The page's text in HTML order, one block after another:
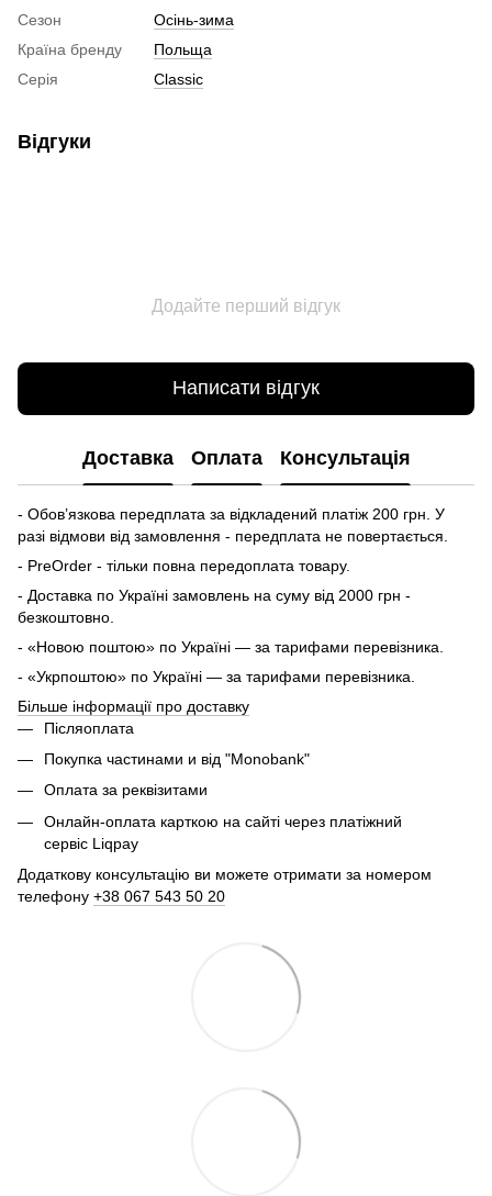
Сезон
Осінь-зима
Країна бренду
Польща
Серія
Classic
Відгуки
Додайте перший відгук
Написати відгук
Доставка Оплата Консультація
- Обов’язкова передплата за відкладений платіж 200 грн. У
разі відмови від замовлення - передплата не повертається.
- PreOrder - тільки повна передоплата товару.
- Доставка по Україні замовлень на суму від 2000 грн -
безкоштовно.
- «Новою поштою» по Україні — за тарифами перевізника.
- «Укрпоштою» по Україні — за тарифами перевізника.
Більше інформації про доставку
Післяоплата
Покупка частинами и від "Monobank"
Оплата за реквізитами
Онлайн-оплата карткою на сайті через платіжний
сервіс Liqpay
Додаткову консультацію ви можете отримати за номером
телефону +38 067 543 50 20